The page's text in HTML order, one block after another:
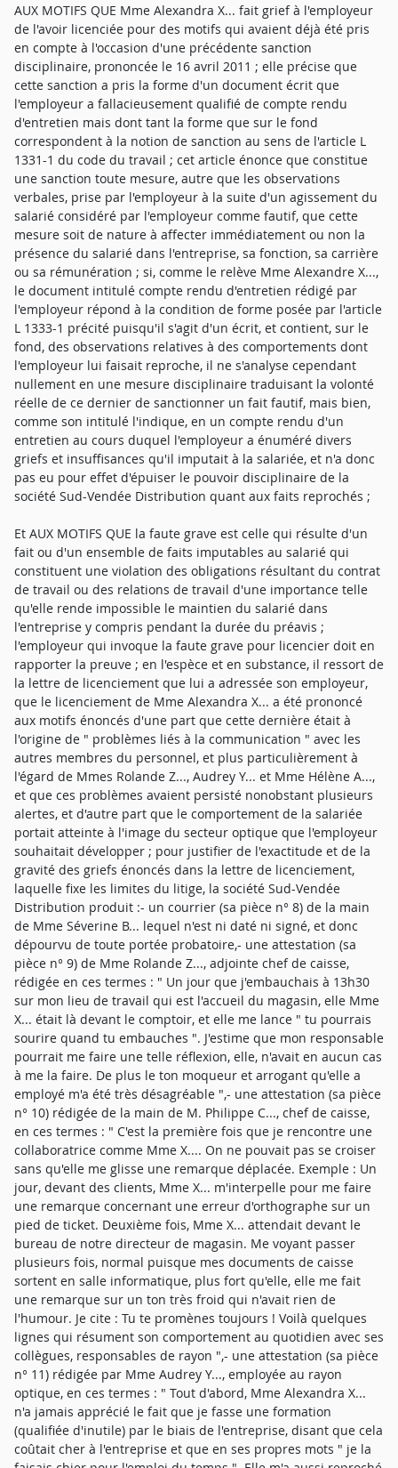
AUX MOTIFS QUE Mme Alexandra X... fait grief à l'employeur
de l'avoir licenciée pour des motifs qui avaient déjà été pris
en compte à l'occasion d'une précédente sanction
disciplinaire, prononcée le 16 avril 2011 ; elle précise que
cette sanction a pris la forme d'un document écrit que
l'employeur a fallacieusement qualifié de compte rendu
d'entretien mais dont tant la forme que sur le fond
correspondent à la notion de sanction au sens de l'article L
1331-1 du code du travail ; cet article énonce que constitue
une sanction toute mesure, autre que les observations
verbales, prise par l'employeur à la suite d'un agissement du
salarié considéré par l'employeur comme fautif, que cette
mesure soit de nature à affecter immédiatement ou non la
présence du salarié dans l'entreprise, sa fonction, sa carrière
ou sa rémunération ; si, comme le relève Mme Alexandre X...,
le document intitulé compte rendu d'entretien rédigé par
l'employeur répond à la condition de forme posée par l'article
L 1333-1 précité puisqu'il s'agit d'un écrit, et contient, sur le
fond, des observations relatives à des comportements dont
l'employeur lui faisait reproche, il ne s'analyse cependant
nullement en une mesure disciplinaire traduisant la volonté
réelle de ce dernier de sanctionner un fait fautif, mais bien,
comme son intitulé l'indique, en un compte rendu d'un
entretien au cours duquel l'employeur a énuméré divers
griefs et insuffisances qu'il imputait à la salariée, et n'a donc
pas eu pour effet d'épuiser le pouvoir disciplinaire de la
société Sud-Vendée Distribution quant aux faits reprochés ;
Et AUX MOTIFS QUE la faute grave est celle qui résulte d'un
fait ou d'un ensemble de faits imputables au salarié qui
constituent une violation des obligations résultant du contrat
de travail ou des relations de travail d'une importance telle
qu'elle rende impossible le maintien du salarié dans
l'entreprise y compris pendant la durée du préavis ;
l'employeur qui invoque la faute grave pour licencier doit en
rapporter la preuve ; en l'espèce et en substance, il ressort de
la lettre de licenciement que lui a adressée son employeur,
que le licenciement de Mme Alexandra X... a été prononcé
aux motifs énoncés d'une part que cette dernière était à
l'origine de " problèmes liés à la communication " avec les
autres membres du personnel, et plus particulièrement à
l'égard de Mmes Rolande Z..., Audrey Y... et Mme Hélène A...,
et que ces problèmes avaient persisté nonobstant plusieurs
alertes, et d'autre part que le comportement de la salariée
portait atteinte à l'image du secteur optique que l'employeur
souhaitait développer ; pour justifier de l'exactitude et de la
gravité des griefs énoncés dans la lettre de licenciement,
laquelle fixe les limites du litige, la société Sud-Vendée
Distribution produit :- un courrier (sa pièce n° 8) de la main
de Mme Séverine B... lequel n'est ni daté ni signé, et donc
dépourvu de toute portée probatoire,- une attestation (sa
pièce n° 9) de Mme Rolande Z..., adjointe chef de caisse,
rédigée en ces termes : " Un jour que j'embauchais à 13h30
sur mon lieu de travail qui est l'accueil du magasin, elle Mme
X... était là devant le comptoir, et elle me lance " tu pourrais
sourire quand tu embauches ". J'estime que mon responsable
pourrait me faire une telle réflexion, elle, n'avait en aucun cas
à me la faire. De plus le ton moqueur et arrogant qu'elle a
employé m'a été très désagréable ",- une attestation (sa pièce
n° 10) rédigée de la main de M. Philippe C..., chef de caisse,
en ces termes : " C'est la première fois que je rencontre une
collaboratrice comme Mme X.... On ne pouvait pas se croiser
sans qu'elle me glisse une remarque déplacée. Exemple : Un
jour, devant des clients, Mme X... m'interpelle pour me faire
une remarque concernant une erreur d'orthographe sur un
pied de ticket. Deuxième fois, Mme X... attendait devant le
bureau de notre directeur de magasin. Me voyant passer
plusieurs fois, normal puisque mes documents de caisse
sortent en salle informatique, plus fort qu'elle, elle me fait
une remarque sur un ton très froid qui n'avait rien de
l'humour. Je cite : Tu te promènes toujours ! Voilà quelques
lignes qui résument son comportement au quotidien avec ses
collègues, responsables de rayon ",- une attestation (sa pièce
n° 11) rédigée par Mme Audrey Y..., employée au rayon
optique, en ces termes : " Tout d'abord, Mme Alexandra X...
n'a jamais apprécié le fait que je fasse une formation
(qualifiée d'inutile) par le biais de l'entreprise, disant que cela
coûtait cher à l'entreprise et que en ses propres mots " je la